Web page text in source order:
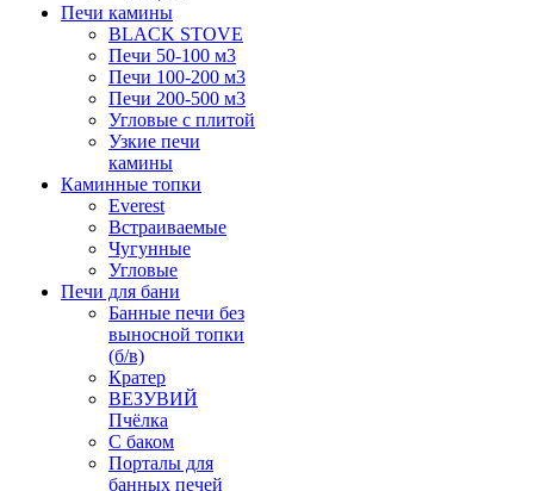
Печи камины
BLACK STOVE
Печи 50-100 м3
Печи 100-200 м3
Печи 200-500 м3
Угловые с плитой
Узкие печи
камины
Каминные топки
Everest
Встраиваемые
Чугунные
Угловые
Печи для бани
Банные печи без
выносной топки
(б/в)
Кратер
ВЕЗУВИЙ
Пчёлка
С баком
Порталы для
банных печей